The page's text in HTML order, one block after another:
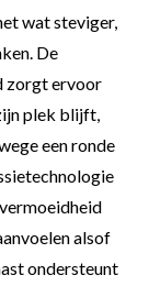
wat steviger,
De
zorgt ervoor
plek blijft,
een ronde
alsof
ondersteunt